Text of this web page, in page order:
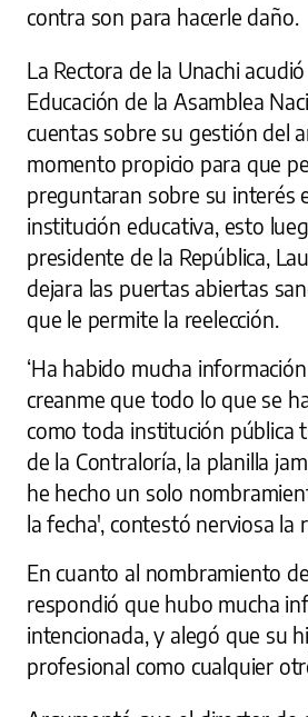
contra son para hacerle daño.
La Rectora de la Unachi
Educación de la Asamblea
cuentas sobre su gestión del
momento propicio para que
preguntaran sobre su interés
institución educativa, esto
presidente de la República,
dejara las puertas abiertas
que le permite la reelección.
‘Ha habido mucha
creanme que todo lo que se
como toda institución pública
de la Contraloría, la planilla
he hecho un solo
la fecha', contestó nerviosa la
En cuanto al nombramiento
respondió que hubo mucha
intencionada, y alegó que su
profesional como cualquier